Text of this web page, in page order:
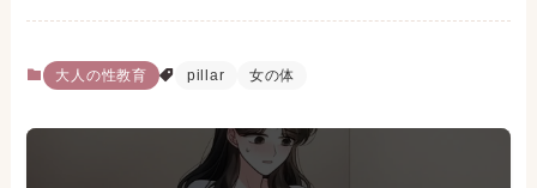
大人の性教育 pillar 女の体